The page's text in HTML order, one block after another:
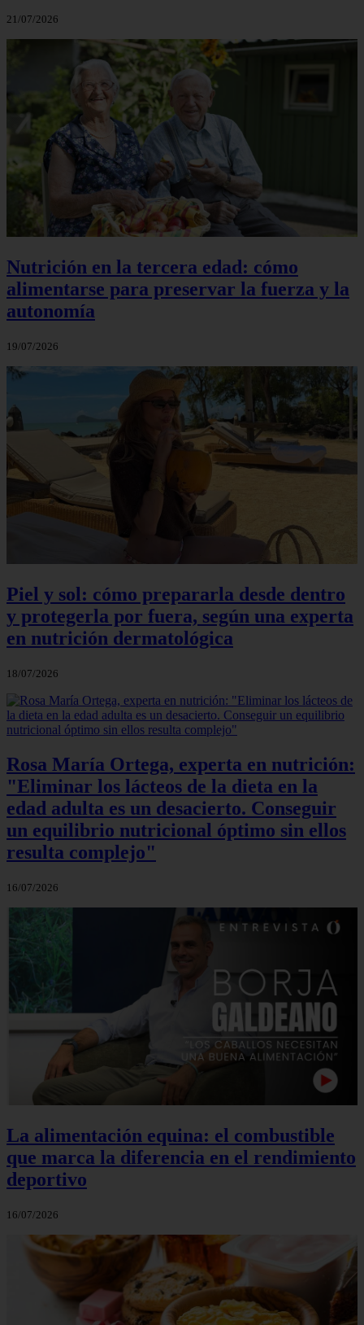
21/07/2026
Nutrición en la tercera edad: cómo
alimentarse para preservar la fuerza y la
autonomía
19/07/2026
Piel y sol: cómo prepararla desde dentro
y protegerla por fuera, según una experta
en nutrición dermatológica
18/07/2026
Rosa María Ortega, experta en nutrición:
"Eliminar los lácteos de la dieta en la
edad adulta es un desacierto. Conseguir
un equilibrio nutricional óptimo sin ellos
resulta complejo"
16/07/2026
La alimentación equina: el combustible
que marca la diferencia en el rendimiento
deportivo
16/07/2026